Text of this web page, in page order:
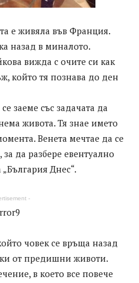
е живяла във Франция.
назад в миналото.
вижда с очите си как
който тя познава до ден
заеме със задачата да
живота. Тя знае името
Венета мечтае да се
да разбере евентуално
Днес“.
-
човек се връща назад
от предишни животи.
в което все повече